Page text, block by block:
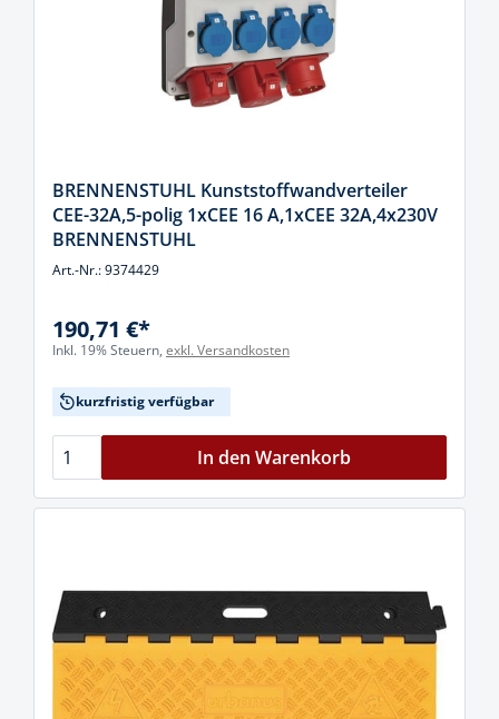
BRENNENSTUHL Kunststoffwandverteiler
CEE-32A,5-polig 1xCEE 16 A,1xCEE 32A,4x230V
BRENNENSTUHL
Art.-Nr.: 9374429
190,71 €*
Inkl. 19% Steuern, exkl. Versandkosten
kurzfristig verfügbar
In den Warenkorb